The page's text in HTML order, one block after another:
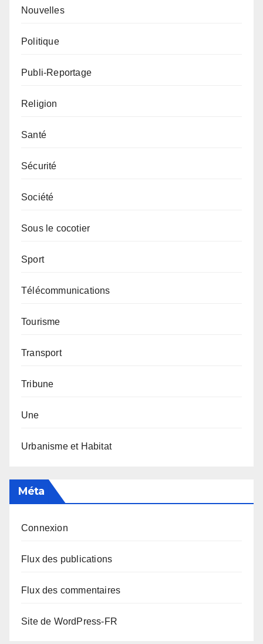
Nouvelles
Politique
Publi-Reportage
Religion
Santé
Sécurité
Société
Sous le cocotier
Sport
Télécommunications
Tourisme
Transport
Tribune
Une
Urbanisme et Habitat
Méta
Connexion
Flux des publications
Flux des commentaires
Site de WordPress-FR